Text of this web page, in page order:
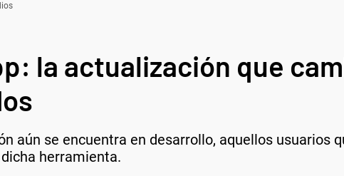
la actualización que
aún se encuentra en desarrollo, aquellos usuarios
herramienta.